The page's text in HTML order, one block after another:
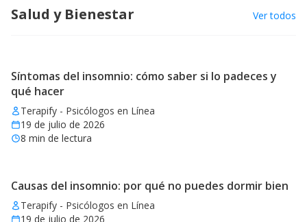
Salud y Bienestar Ver todos
Síntomas del insomnio: cómo saber si lo padeces y
qué hacer
Terapify - Psicólogos en Línea
19 de julio de 2026
8 min de lectura
Causas del insomnio: por qué no puedes dormir bien
Terapify - Psicólogos en Línea
19 de julio de 2026